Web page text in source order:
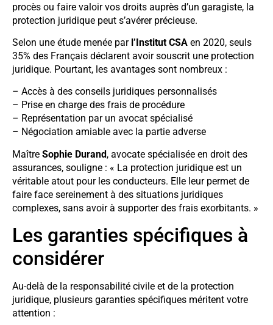
procès ou faire valoir vos droits auprès d’un garagiste, la
protection juridique peut s’avérer précieuse.
Selon une étude menée par l’Institut CSA en 2020, seuls
35% des Français déclarent avoir souscrit une protection
juridique. Pourtant, les avantages sont nombreux :
– Accès à des conseils juridiques personnalisés
– Prise en charge des frais de procédure
– Représentation par un avocat spécialisé
– Négociation amiable avec la partie adverse
Maître Sophie Durand, avocate spécialisée en droit des
assurances, souligne : « La protection juridique est un
véritable atout pour les conducteurs. Elle leur permet de
faire face sereinement à des situations juridiques
complexes, sans avoir à supporter des frais exorbitants. »
Les garanties spécifiques à
considérer
Au-delà de la responsabilité civile et de la protection
juridique, plusieurs garanties spécifiques méritent votre
attention :